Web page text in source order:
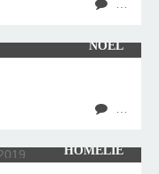
NOËL
HOMÉLIE